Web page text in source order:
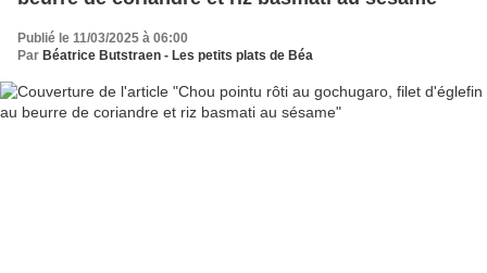
Publié le 11/03/2025 à 06:00
Par Béatrice Butstraen - Les petits plats de Béa